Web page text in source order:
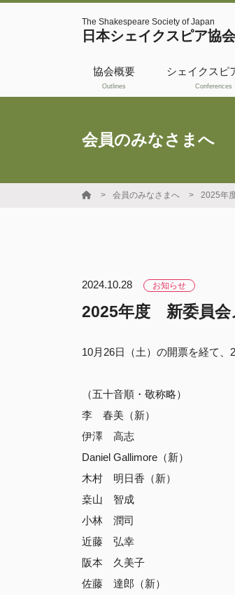
The Shakespeare Society of Japan
日本シェイクスピア協会
協会概要
Outlines
共催・後援
国際交流フェロー
シップ
シェイクスピ
Conferences
会員のみなさまへ
会員のみなさまへ
2024.10.28 お知らせ
2025年度 新委員会
10月26日（土）の開票を経て、
（五十音順・敬称略）
李 春美（新）
伊澤 高志
Daniel Gallimore（新）
木村 明日香（新）
桒山 智成
小林 潤司
近藤 弘幸
阪本 久美子
佐藤 達郎（新）